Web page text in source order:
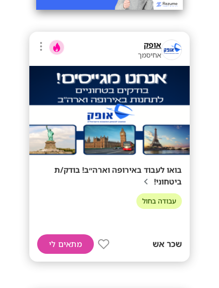
אופק
אחיסמך
בואו לעבוד באירופה וארה״ב! בודק/ת
ביטחוני!
עבודה בחול
שכר אש מתאים לי